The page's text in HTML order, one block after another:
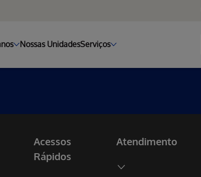
Nossas UnidadesServiços
Acessos
Rápidos
Atendimento